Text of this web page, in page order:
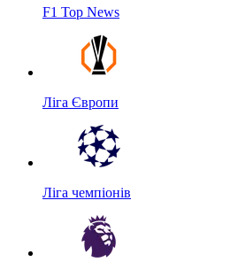
F1 Top News
Ліга Європи
Ліга чемпіонів